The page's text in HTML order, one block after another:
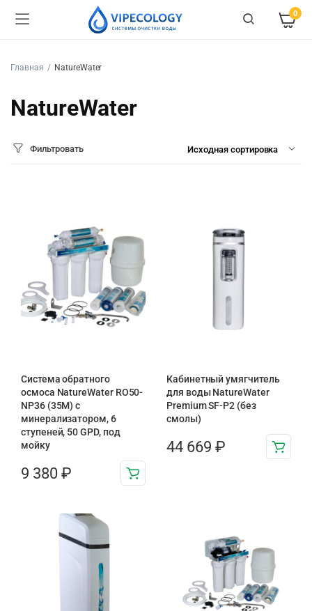
0
Главная NatureWater
NatureWater
Фильтровать
Система обратного
осмоса NatureWater RO50-
NP36 (35M) с
минерализатором, 6
ступеней, 50 GPD, под
мойку
9 380 ₽
Кабинетный умягчитель
для воды NatureWater
Premium SF-P2 (без
смолы)
44 669 ₽